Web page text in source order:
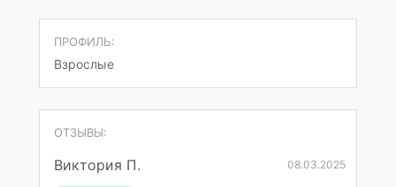
ПРОФИЛЬ:
Взрослые
ОТЗЫВЫ:
Виктория П. 08.03.2025